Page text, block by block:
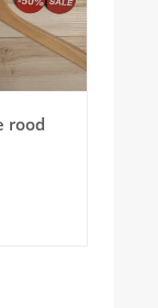
rood